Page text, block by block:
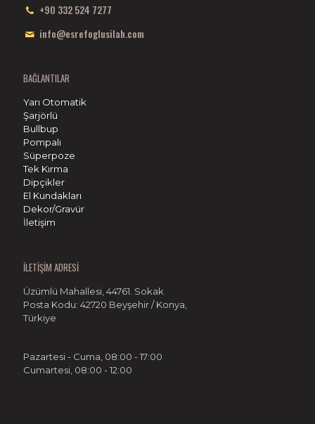
+90 332 524 7277
info@esrefoglusilah.com
BAĞLANTILAR
Yarı Otomatik
Şarjörlü
Bullbup
Pompalı
Süperpoze
Tek Kırma
Dipçikler
El Kundakları
Dekor/Gravür
İletişim
İLETİŞİM ADRESİ
Üzümlü Mahallesi, 44761. Sokak
Posta Kodu: 42720 Beyşehir / Konya,
Türkiye
Pazartesi - Cuma, 08:00 - 17:00
Cumartesi, 08:00 - 12:00